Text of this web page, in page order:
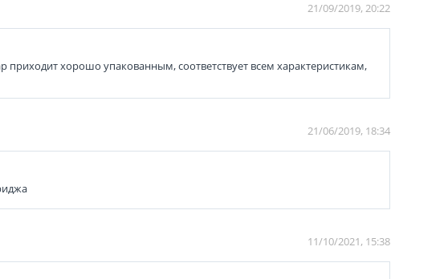
21/09/2019, 20:22
хорошо упакованным, соответствует всем характеристикам,
21/06/2019, 18:34
11/10/2021, 15:38